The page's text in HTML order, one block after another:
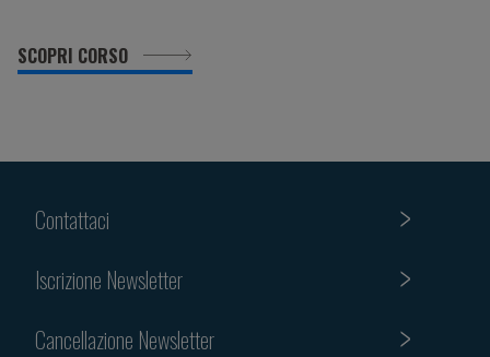
SCOPRI CORSO
Contattaci
Iscrizione Newsletter
Cancellazione Newsletter